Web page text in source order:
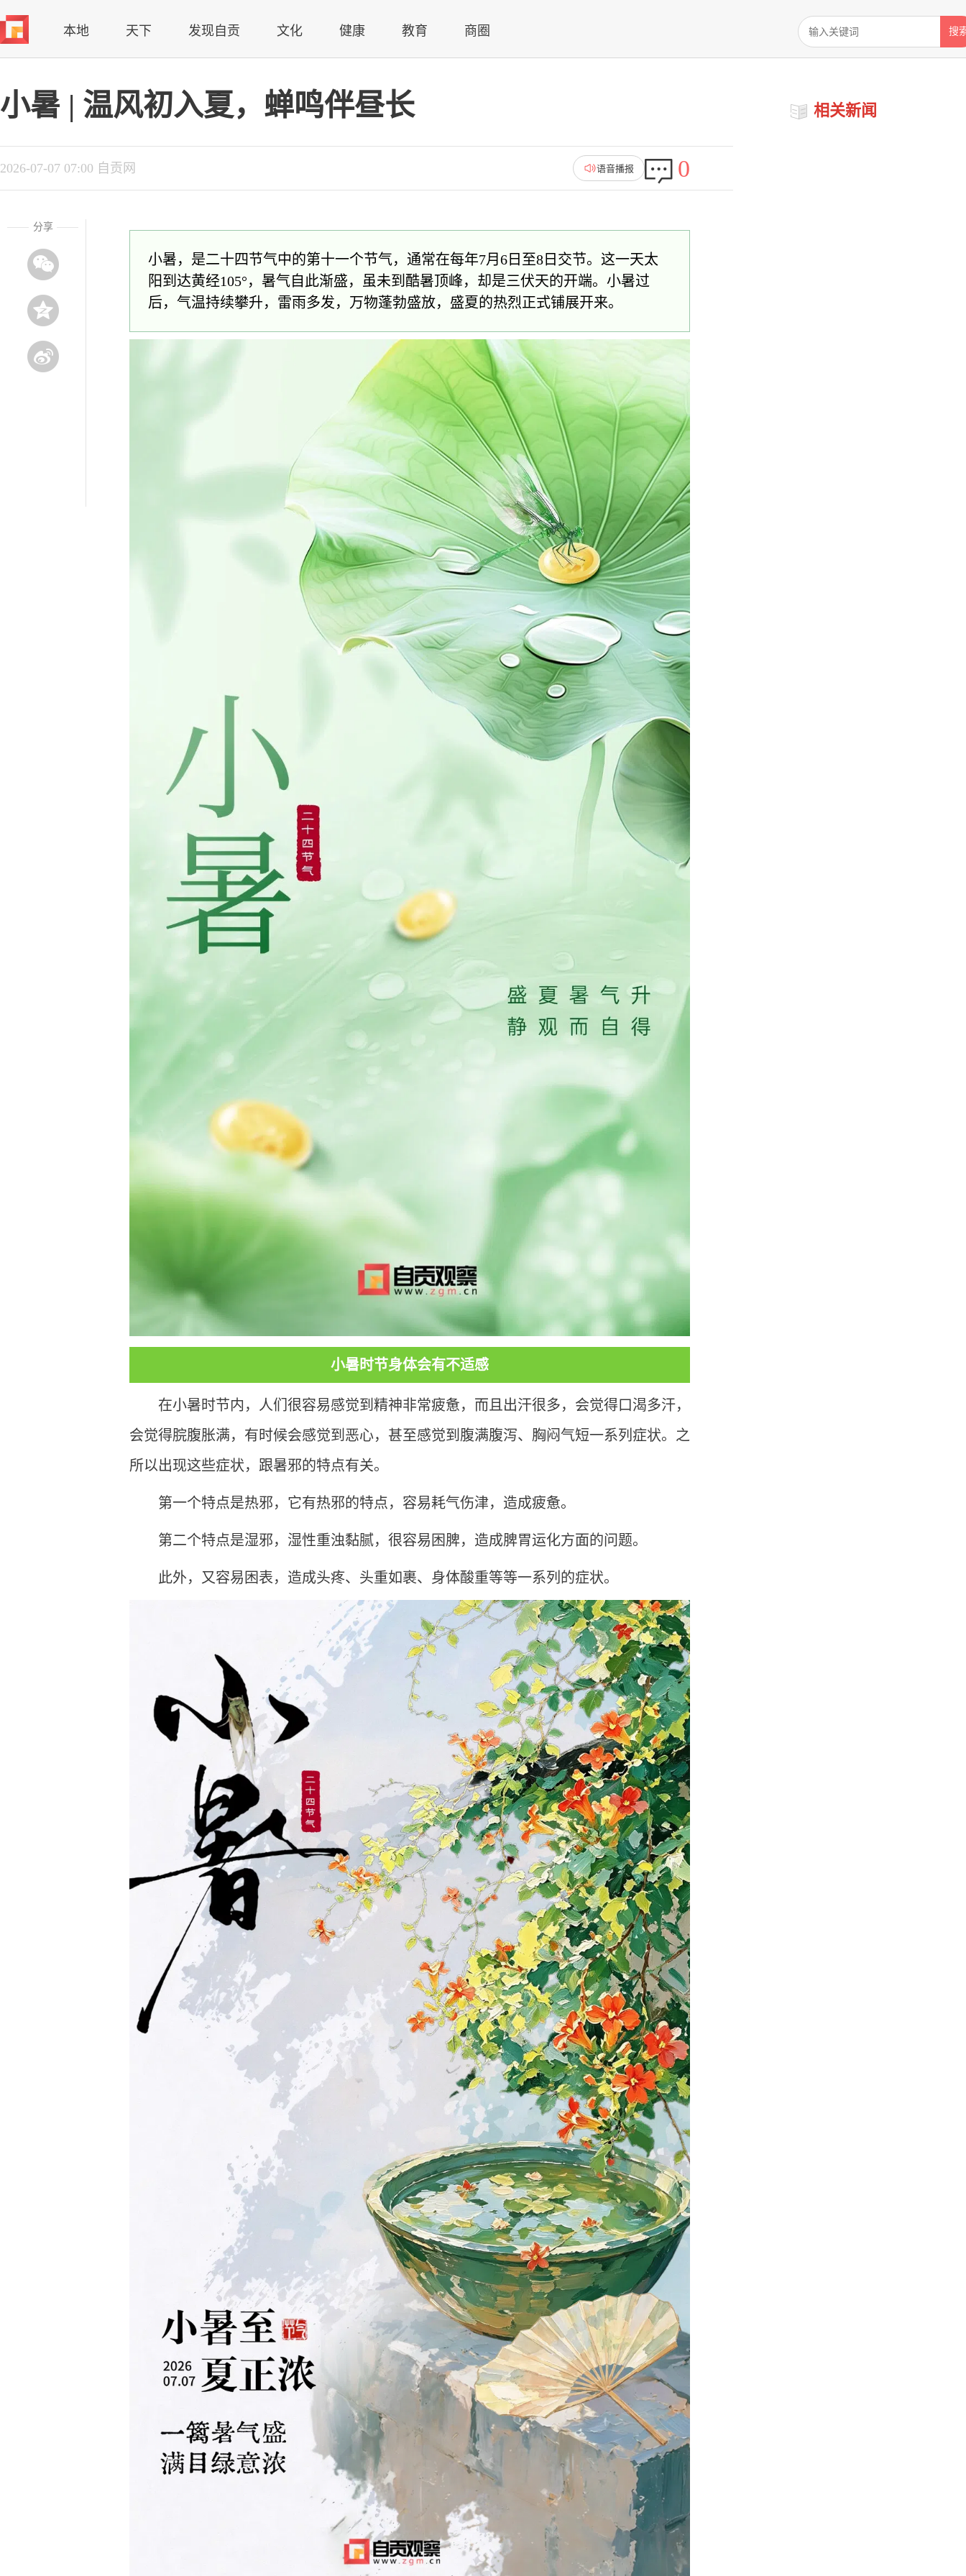
本地 天下 发现自贡 文化 健康 教育 商圈 搜
小暑 | 温风初入夏，蝉鸣伴昼长
2026-07-07 07:00 自贡网 语音播报 0
分享
小暑，是二十四节气中的第十一个节气，通常在每年7月6日至8日交节。这一天太
阳到达黄经105°，暑气自此渐盛，虽未到酷暑顶峰，却是三伏天的开端。小暑过
后，气温持续攀升，雷雨多发，万物蓬勃盛放，盛夏的热烈正式铺展开来。
小暑时节身体会有不适感
在小暑时节内，人们很容易感觉到精神非常疲惫，而且出汗很多，会觉得口渴多汗，
会觉得脘腹胀满，有时候会感觉到恶心，甚至感觉到腹满腹泻、胸闷气短一系列症状。之
所以出现这些症状，跟暑邪的特点有关。
第一个特点是热邪，它有热邪的特点，容易耗气伤津，造成疲惫。
第二个特点是湿邪，湿性重浊黏腻，很容易困脾，造成脾胃运化方面的问题。
此外，又容易困表，造成头疼、头重如裹、身体酸重等等一系列的症状。
相关新闻